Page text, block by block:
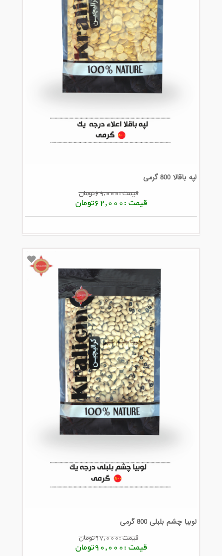
لپه باقالا 800 گرمی
قیمت :69,000تومان
قیمت :62,000تومان
لوبیا چشم بلبلی 800 گرمی
قیمت :97,000تومان
قیمت :90,000تومان